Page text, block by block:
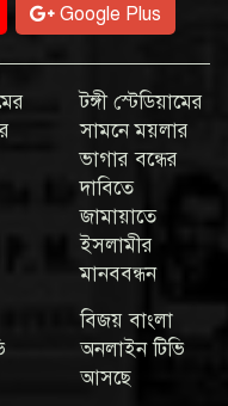
Google Plus
টঙ্গী স্টেডিয়ামের
সামনে ময়লার
ভাগার বন্ধের
দাবিতে
জামায়াতে
ইসলামীর
মানববন্ধন
বিজয় বাংলা
অনলাইন টিভি
আসছে